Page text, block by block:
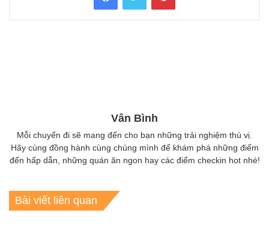
Vân Bình
Mỗi chuyến đi sẽ mang đến cho bạn những trải nghiệm thú vị.
Hãy cùng đồng hành cùng chúng mình để khám phá những điểm
đến hấp dẫn, những quán ăn ngon hay các điểm checkin hot nhé!
Bài viết liên quan